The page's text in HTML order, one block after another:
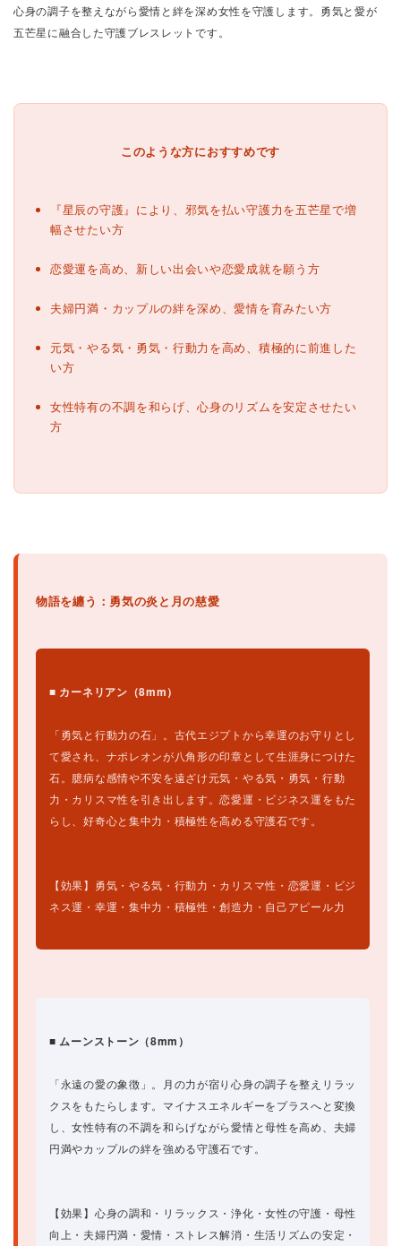
心身の調子を整えながら愛情と絆を深め女性を守護します。勇気と愛が
五芒星に融合した守護ブレスレットです。
このような方におすすめです
『星辰の守護』により、邪気を払い守護力を五芒星で増
幅させたい方
恋愛運を高め、新しい出会いや恋愛成就を願う方
夫婦円満・カップルの絆を深め、愛情を育みたい方
元気・やる気・勇気・行動力を高め、積極的に前進した
い方
女性特有の不調を和らげ、心身のリズムを安定させたい
方
物語を纏う：勇気の炎と月の慈愛
■ カーネリアン（8mm）
「勇気と行動力の石」。古代エジプトから幸運のお守りとし
て愛され、ナポレオンが八角形の印章として生涯身につけた
石。臆病な感情や不安を遠ざけ元気・やる気・勇気・行動
力・カリスマ性を引き出します。恋愛運・ビジネス運をもた
らし、好奇心と集中力・積極性を高める守護石です。
【効果】勇気・やる気・行動力・カリスマ性・恋愛運・ビジ
ネス運・幸運・集中力・積極性・創造力・自己アピール力
■ ムーンストーン（8mm）
「永遠の愛の象徴」。月の力が宿り心身の調子を整えリラッ
クスをもたらします。マイナスエネルギーをプラスへと変換
し、女性特有の不調を和らげながら愛情と母性を高め、夫婦
円満やカップルの絆を強める守護石です。
【効果】心身の調和・リラックス・浄化・女性の守護・母性
向上・夫婦円満・愛情・ストレス解消・生活リズムの安定・